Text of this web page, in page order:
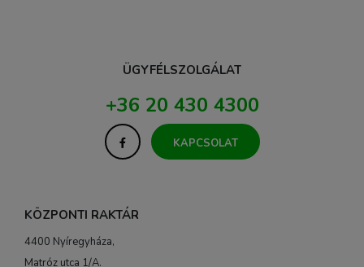
ÜGYFÉLSZOLGÁLAT
+36 20 430 4300
KAPCSOLAT
KÖZPONTI RAKTÁR
4400 Nyíregyháza,
Matróz utca 1/A.